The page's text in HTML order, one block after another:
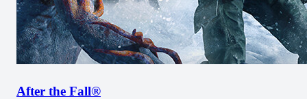
After the Fall®